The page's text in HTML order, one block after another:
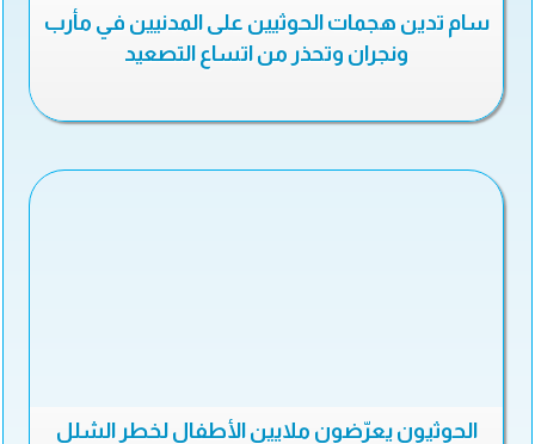
سام تدين هجمات الحوثيين على المدنيين في مأرب
ونجران وتحذر من اتساع التصعيد
الحوثيون يعرّضون ملايين الأطفال لخطر الشلل